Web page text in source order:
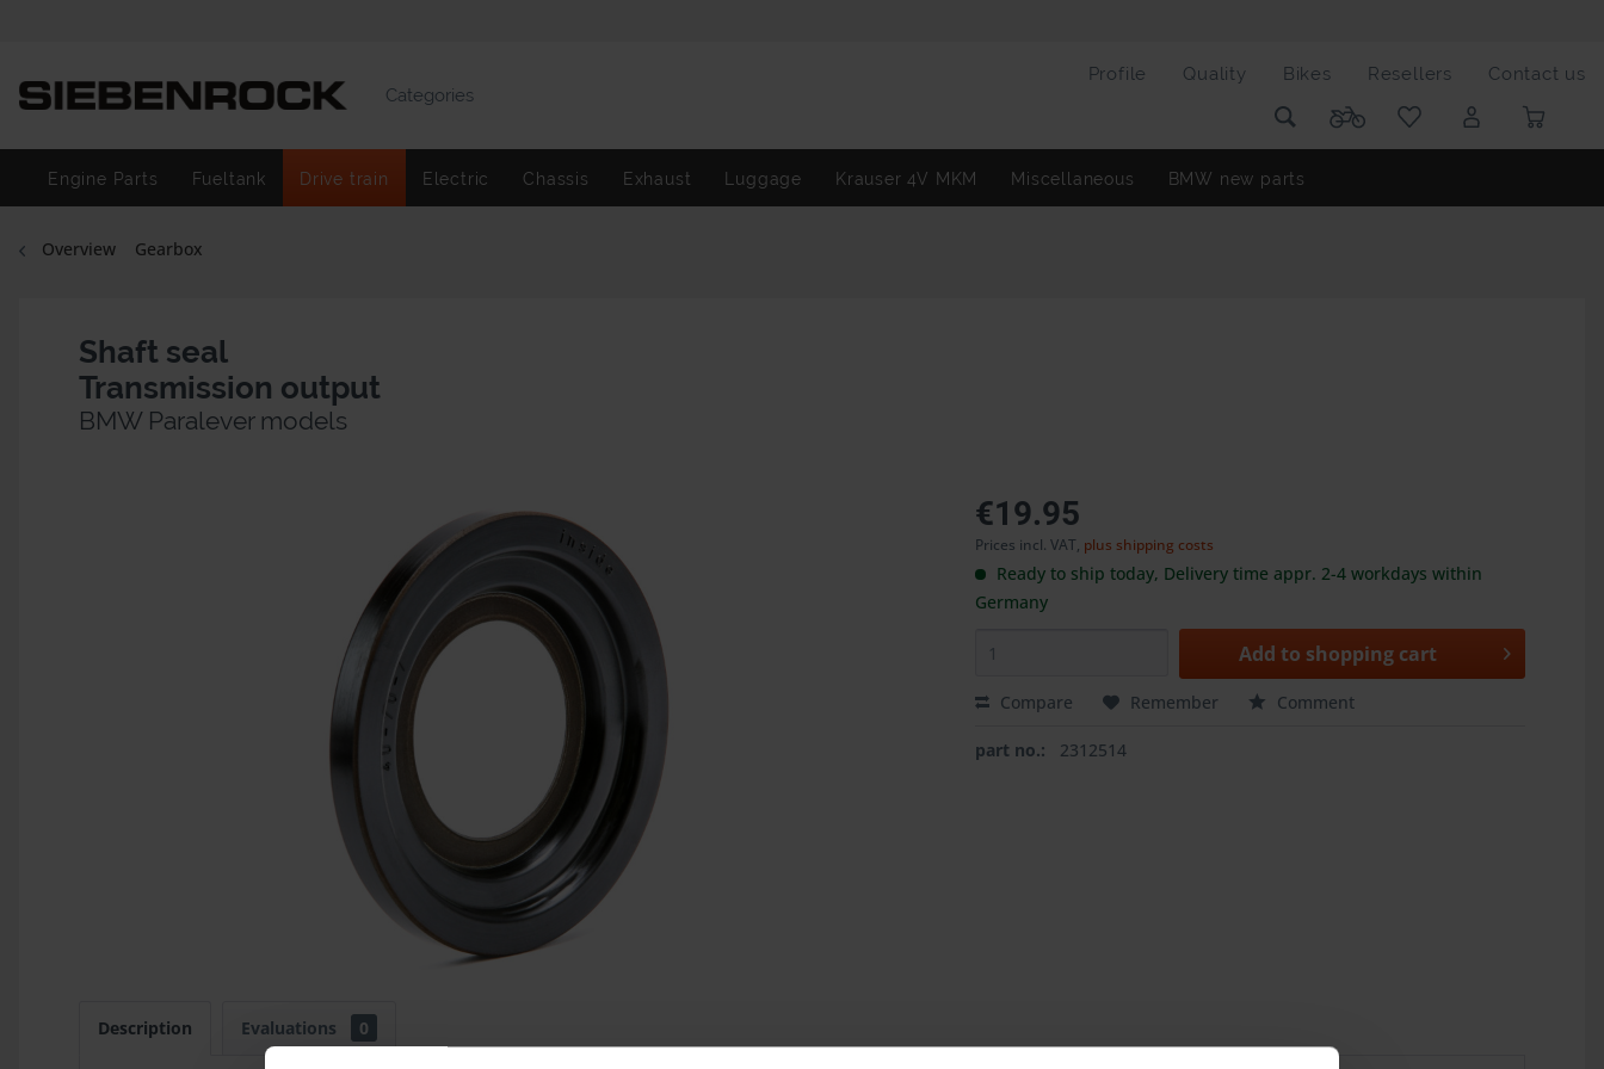
Categories
Profile Quality Bikes Resellers Contact us
Engine Parts Fueltank Drive train Electric Chassis Exhaust Luggage Krauser 4V MKM Miscellaneous BMW new parts
Overview Gearbox
Shaft seal
Transmission output
BMW Paralever models
€19.95
Prices incl. VAT, plus shipping costs
Ready to ship today, Delivery time appr. 2-4 workdays within
Germany
Add to shopping cart
Compare Remember Comment
part no.: 2312514
Description Evaluations 0